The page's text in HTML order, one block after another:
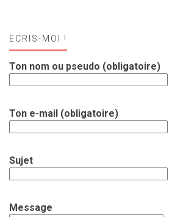
ECRIS-MOI !
Ton nom ou pseudo (obligatoire)
Ton e-mail (obligatoire)
Sujet
Message